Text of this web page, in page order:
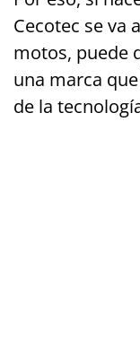
Cecotec se va
motos, puede
una marca
de la